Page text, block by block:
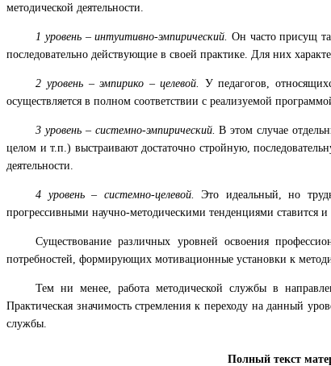
методической деятельности.
1 уровень – интуитивно-эмпирический.Он часто присущ
последовательно действующие в своей практике. Для них
2 уровень – эмпирико – целевой. У педагогов,
осуществляется в полном соответствии с реализуемой
3 уровень – системно-эмпирический.В этом случае
целом и т.п.) выстраивают достаточно стройную,
деятельности.
4 уровень – системно-целевой.Это идеальный, но
прогрессивными научно-методическими тенденциями ставится
Существование различных уровней освоения
потребностей, формирующих мотивационные установки к
Тем ни менее, работа методической службы в
Практическая значимость стремления к переходу на данный
службы.
Полный текст